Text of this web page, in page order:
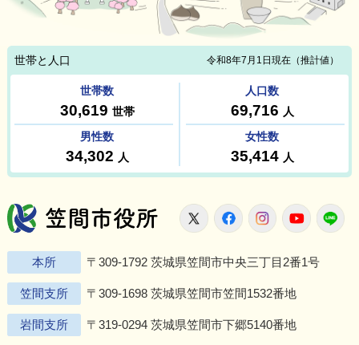
笠間市役所
X FacebookInstagram
本所 〒309-1792 茨城県笠間市中央三丁目2番1号
笠間支所 〒309-1698 茨城県笠間市笠間1532番地
岩間支所 〒319-0294 茨城県笠間市下郷5140番地